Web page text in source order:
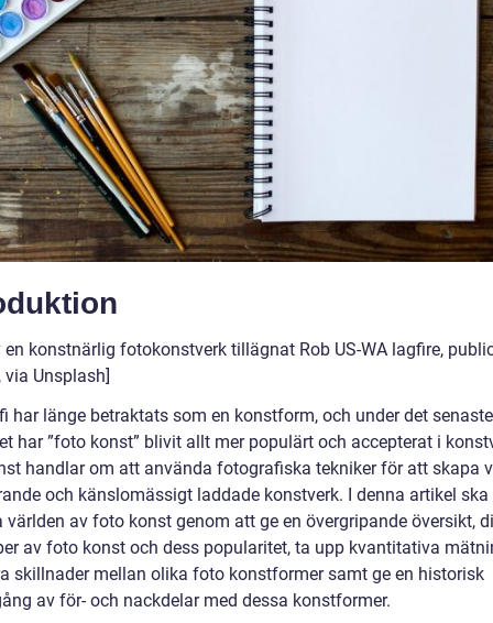
en konstnärlig fotokonstverk tillägnat Rob US-WA lagfire,
Unsplash]
har länge betraktats som en konstform, och under det senaste
har ”foto konst” blivit allt mer populärt och accepterat i
handlar om att använda fotografiska tekniker för att skapa
och känslomässigt laddade konstverk. I denna artikel ska
världen av foto konst genom att ge en övergripande översikt,
av foto konst och dess popularitet, ta upp kvantitativa
skillnader mellan olika foto konstformer samt ge en historisk
av för- och nackdelar med dessa konstformer.